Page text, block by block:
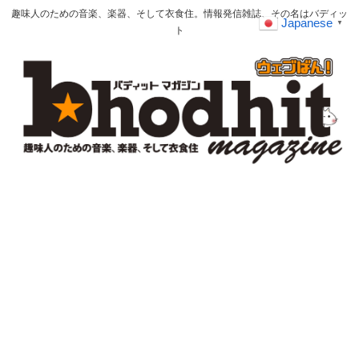
趣味人のための音楽、楽器、そして衣食住。情報発信雑誌、その名はバディッ
ト
Japanese ▼